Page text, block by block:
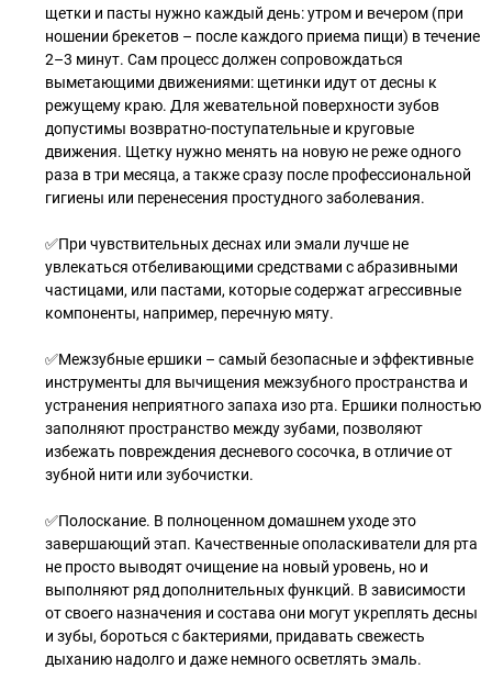
щетки и пасты нужно каждый день: утром и вечером (при
ношении брекетов – после каждого приема пищи) в течение
2–3 минут. Сам процесс должен сопровождаться
выметающими движениями: щетинки идут от десны к
режущему краю. Для жевательной поверхности зубов
допустимы возвратно-поступательные и круговые
движения. Щетку нужно менять на новую не реже одного
раза в три месяца, а также сразу после профессиональной
гигиены или перенесения простудного заболевания.
✅При чувствительных деснах или эмали лучше не
увлекаться отбеливающими средствами с абразивными
частицами, или пастами, которые содержат агрессивные
компоненты, например, перечную мяту.
✅Межзубные ершики – самый безопасные и эффективные
инструменты для вычищения межзубного пространства и
устранения неприятного запаха изо рта. Ершики полностью
заполняют пространство между зубами, позволяют
избежать повреждения десневого сосочка, в отличие от
зубной нити или зубочистки.
✅Полоскание. В полноценном домашнем уходе это
завершающий этап. Качественные ополаскиватели для рта
не просто выводят очищение на новый уровень, но и
выполняют ряд дополнительных функций. В зависимости
от своего назначения и состава они могут укреплять десны
и зубы, бороться с бактериями, придавать свежесть
дыханию надолго и даже немного осветлять эмаль.